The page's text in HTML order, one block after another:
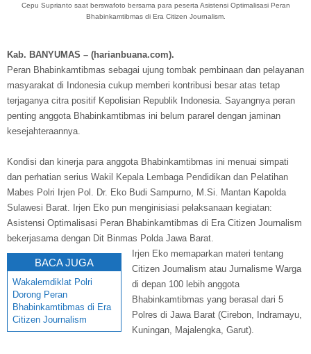
Cepu Suprianto saat berswafoto bersama para peserta Asistensi Optimalisasi Peran
Bhabinkamtibmas di Era Citizen Journalism.
Kab. BANYUMAS – (harianbuana.com).
Peran Bhabinkamtibmas sebagai ujung tombak pembinaan dan pelayanan
masyarakat di Indonesia cukup memberi kontribusi besar atas tetap
terjaganya citra positif Kepolisian Republik Indonesia. Sayangnya peran
penting anggota Bhabinkamtibmas ini belum pararel dengan jaminan
kesejahteraannya.
Kondisi dan kinerja para anggota Bhabinkamtibmas ini menuai simpati
dan perhatian serius Wakil Kepala Lembaga Pendidikan dan Pelatihan
Mabes Polri Irjen Pol. Dr. Eko Budi Sampurno, M.Si. Mantan Kapolda
Sulawesi Barat. Irjen Eko pun menginisiasi pelaksanaan kegiatan:
Asistensi Optimalisasi Peran Bhabinkamtibmas di Era Citizen Journalism
bekerjasama dengan Dit Binmas Polda Jawa Barat.
BACA JUGA
Wakalemdiklat Polri
Dorong Peran
Bhabinkamtibmas di Era
Citizen Journalism
Irjen Eko memaparkan materi tentang
Citizen Journalism atau Jurnalisme Warga
di depan 100 lebih anggota
Bhabinkamtibmas yang berasal dari 5
Polres di Jawa Barat (Cirebon, Indramayu,
Kuningan, Majalengka, Garut).